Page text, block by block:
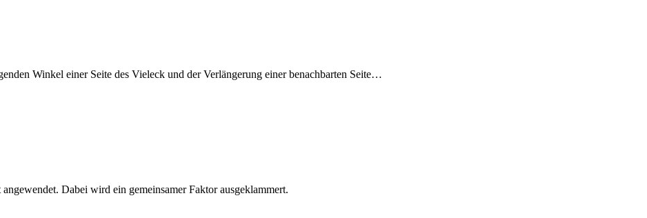
Winkel einer Seite des Vieleck und der Verlängerung einer benachbarten Seite…
Dabei wird ein gemeinsamer Faktor ausgeklammert.